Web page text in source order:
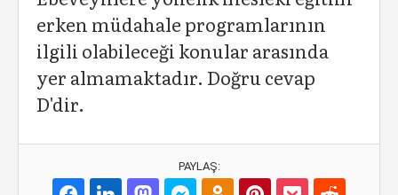
erken müdahale programlarının
ilgili olabileceği konular arasında
yer almamaktadır. Doğru cevap
D'dir.
PAYLAŞ: